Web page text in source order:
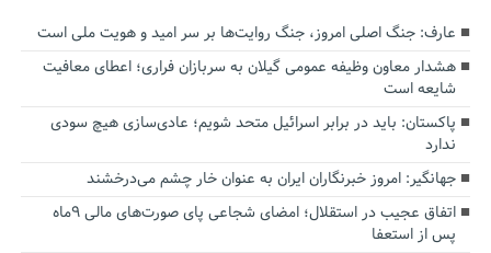
عارف: جنگ اصلی امروز، جنگ روایت‌ها بر سر امید و هویت ملی است
هشدار معاون وظیفه عمومی گیلان به سربازان فراری؛ اعطای معافیت
شایعه است
پاکستان: باید در برابر اسرائیل متحد شویم؛ عادی‌سازی هیچ سودی
ندارد
جهانگیر: امروز خبرنگاران ایران به عنوان خار چشم می‌درخشند
اتفاق عجیب در استقلال؛ امضای شجاعی پای صورت‌های مالی ٩ماه
پس از استعفا